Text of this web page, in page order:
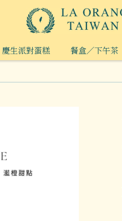
慶生派對蛋糕 餐盒／下午茶